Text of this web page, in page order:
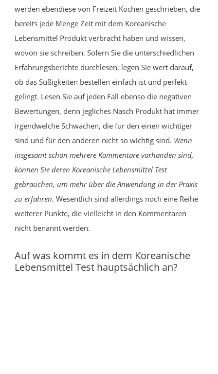
werden ebendiese von Freizeit Köchen geschrieben, die
bereits jede Menge Zeit mit dem Koreanische
Lebensmittel Produkt verbracht haben und wissen,
wovon sie schreiben. Sofern Sie die unterschiedlichen
Erfahrungsberichte durchlesen, legen Sie wert darauf,
ob das Süßigkeiten bestellen einfach ist und perfekt
gelingt. Lesen Sie auf jeden Fall ebenso die negativen
Bewertungen, denn jegliches Nasch Produkt hat immer
irgendwelche Schwächen, die für den einen wichtiger
sind und für den anderen nicht so wichtig sind. Wenn
insgesamt schon mehrere Kommentare vorhanden sind,
können Sie deren Koreanische Lebensmittel Test
gebrauchen, um mehr über die Anwendung in der Praxis
zu erfahren. Wesentlich sind allerdings noch eine Reihe
weiterer Punkte, die vielleicht in den Kommentaren
nicht benannt werden.
Auf was kommt es in dem Koreanische
Lebensmittel Test hauptsächlich an?